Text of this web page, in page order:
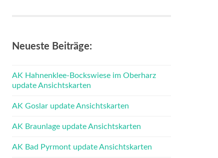
Neueste Beiträge:
AK Hahnenklee-Bockswiese im Oberharz
update Ansichtskarten
AK Goslar update Ansichtskarten
AK Braunlage update Ansichtskarten
AK Bad Pyrmont update Ansichtskarten